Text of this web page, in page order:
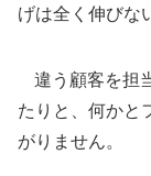
げは全く伸びな
違う顧客を担
たりと、何かと
がりません。